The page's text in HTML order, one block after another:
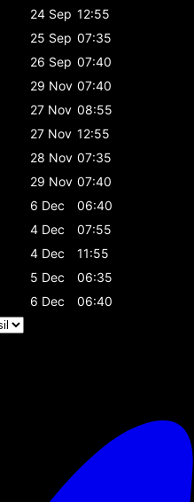
24 Sep 12:55
25 Sep 07:35
26 Sep 07:40
29 Nov 07:40
27 Nov 08:55
27 Nov 12:55
28 Nov 07:35
29 Nov 07:40
6 Dec
06:40
4 Dec
07:55
4 Dec
11:55
5 Dec
06:35
6 Dec
06:40